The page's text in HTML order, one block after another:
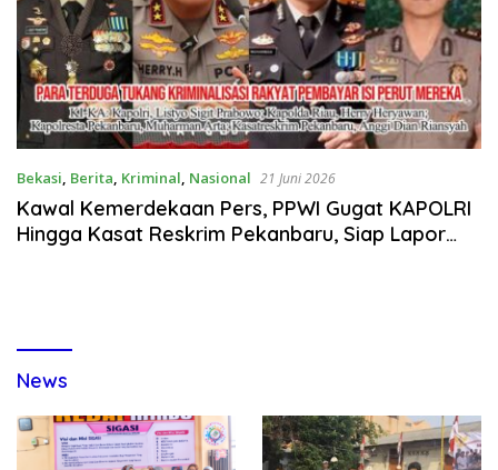
Bekasi, Berita, Kriminal, Nasional 21 Juni 2026
Kawal Kemerdekaan Pers, PPWI Gugat KAPOLRI
Hingga Kasat Reskrim Pekanbaru, Siap Lapor
News